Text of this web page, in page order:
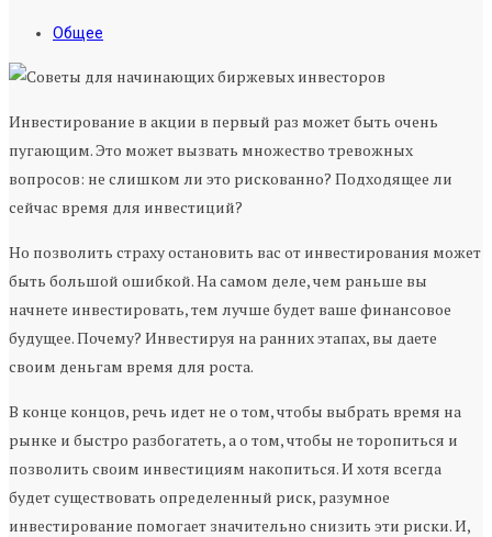
Общее
Инвестирование в акции в первый раз может быть очень
пугающим. Это может вызвать множество тревожных
вопросов: не слишком ли это рискованно? Подходящее ли
сейчас время для инвестиций?
Но позволить страху остановить вас от инвестирования может
быть большой ошибкой. На самом деле, чем раньше вы
начнете инвестировать, тем лучше будет ваше финансовое
будущее. Почему? Инвестируя на ранних этапах, вы даете
своим деньгам время для роста.
В конце концов, речь идет не о том, чтобы выбрать время на
рынке и быстро разбогатеть, а о том, чтобы не торопиться и
позволить своим инвестициям накопиться. И хотя всегда
будет существовать определенный риск, разумное
инвестирование помогает значительно снизить эти риски. И,